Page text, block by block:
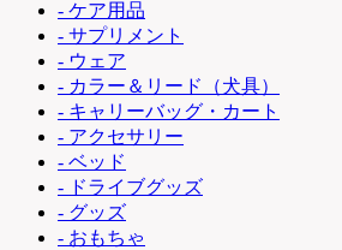
- ケア用品
- サプリメント
- ウェア
- カラー＆リード（犬具）
- キャリーバッグ・カート
- アクセサリー
- ベッド
- ドライブグッズ
- グッズ
- おもちゃ